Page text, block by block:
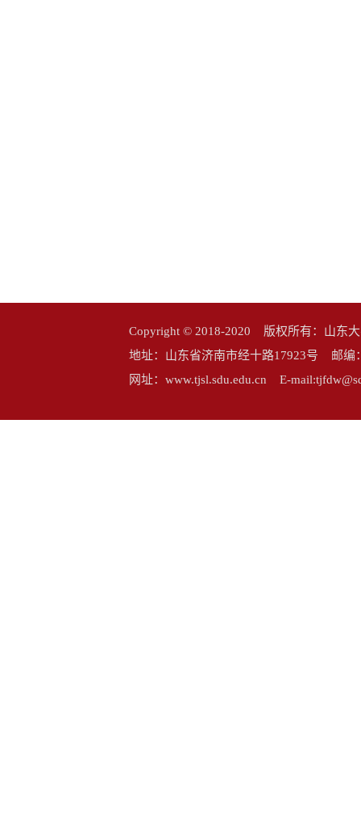
Copyright © 2018-2020 版权所有：山东
地址：山东省济南市经十路17923号 邮
网址：www.tjsl.sdu.edu.cn E-